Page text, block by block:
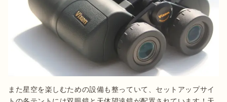
また星空を楽しむための設備も整っていて、セットアップサイ